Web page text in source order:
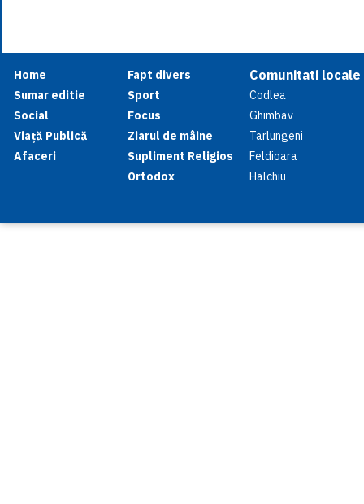
Home
Sumar editie
Social
Viață Publică
Afaceri
Fapt divers
Sport
Focus
Ziarul de mâine
Supliment Religios
Ortodox
Comunitati locale
Codlea
Ghimbav
Tarlungeni
Feldioara
Halchiu